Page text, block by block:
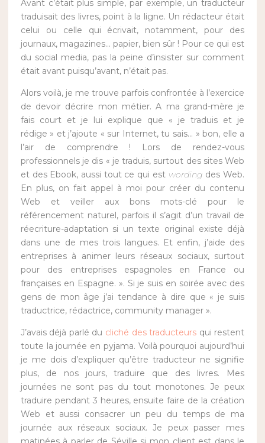
Avant c’était plus simple, par exemple, un traducteur
traduisait des livres, point à la ligne. Un rédacteur était
celui ou celle qui écrivait, notamment, pour des
journaux, magazines… papier, bien sûr ! Pour ce qui est
du social media, pas la peine d’insister sur comment
était avant puisqu’avant, n’était pas.
Alors voilà, je me trouve parfois confrontée à l’exercice
de devoir décrire mon métier. A ma grand-mère je
fais court et je lui explique que « je traduis et je
rédige » et j’ajoute « sur Internet, tu sais… » bon, elle a
l’air de comprendre ! Lors de rendez-vous
professionnels je dis « je traduis, surtout des sites Web
et des Ebook, aussi tout ce qui est wording des Web.
En plus, on fait appel à moi pour créer du contenu
Web et veiller aux bons mots-clé pour le
référencement naturel, parfois il s’agit d’un travail de
réecriture-adaptation si un texte original existe déjà
dans une de mes trois langues. Et enfin, j’aide des
entreprises à animer leurs réseaux sociaux, surtout
pour des entreprises espagnoles en France ou
françaises en Espagne. ». Si je suis en soirée avec des
gens de mon âge j’ai tendance à dire que « je suis
traductrice, rédactrice, community manager ».
J’avais déjà parlé du cliché des traducteurs qui restent
toute la journée en pyjama. Voilà pourquoi aujourd’hui
je me dois d’expliquer qu’être traducteur ne signifie
plus, de nos jours, traduire que des livres. Mes
journées ne sont pas du tout monotones. Je peux
traduire pendant 3 heures, ensuite faire de la création
Web et aussi consacrer un peu du temps de ma
journée aux réseaux sociaux. Je peux passer mes